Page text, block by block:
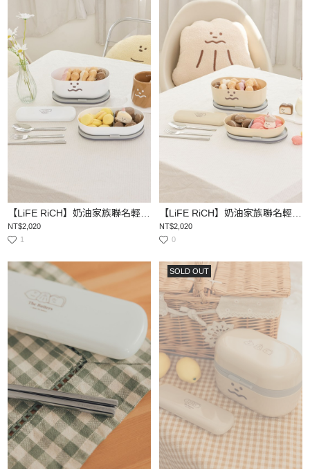
【LiFE RiCH】奶油家族聯名輕伴盒餐具組（一組含兩盒＋餐具組＋束環+隔熱手提袋+分隔片）
NT$2,020
1
【LiFE RiCH】奶油家族聯名輕伴盒餐具組（一組含兩盒＋餐具組＋束環+隔熱手提袋+分隔片）
NT$2,020
0
SOLD OUT